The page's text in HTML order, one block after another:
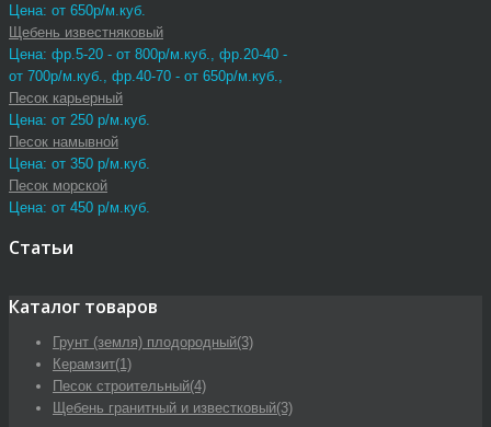
Цена: от 650р/м.куб.
Щебень известняковый
Цена: фр.5-20 - от 800р/м.куб., фр.20-40 -
от 700р/м.куб., фр.40-70 - от 650р/м.куб.,
Песок карьерный
Цена: от 250 р/м.куб.
Песок намывной
Цена: от 350 р/м.куб.
Песок морской
Цена: от 450 р/м.куб.
Статьи
Каталог товаров
Грунт (земля) плодородный(3)
Керамзит(1)
Песок строительный(4)
Щебень гранитный и известковый(3)